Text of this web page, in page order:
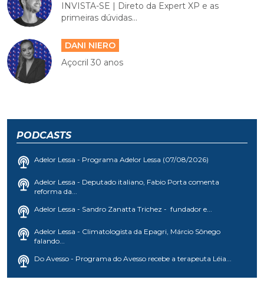
INVISTA-SE | Direto da Expert XP e as
primeiras dúvidas...
DANI NIERO
Açocril 30 anos
PODCASTS
Adelor Lessa - Programa Adelor Lessa (07/08/2026)
Adelor Lessa - Deputado italiano, Fabio Porta comenta
reforma da...
Adelor Lessa - Sandro Zanatta Trichez - fundador e...
Adelor Lessa - Climatologista da Epagri, Márcio Sônego
falando...
Do Avesso - Programa do Avesso recebe a terapeuta Léia...